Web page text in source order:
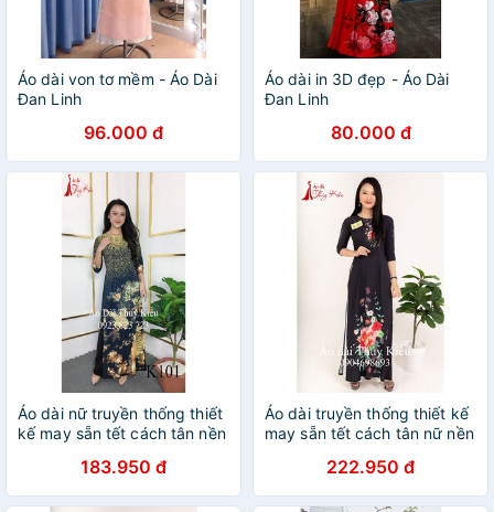
Áo dài von tơ mềm - Áo Dài
Đan Linh
96.000 đ
Áo dài in 3D đẹp - Áo Dài
Đan Linh
80.000 đ
Áo dài nữ truyền thống thiết
kế may sẵn tết cách tân nền
Kiều mềm mại co giãn áo dài
giá rẻ
183.950 đ
Áo dài truyền thống thiết kế
may sẵn tết cách tân nữ nền
mềm mại co giãn áo dài giá
rẻ
222.950 đ